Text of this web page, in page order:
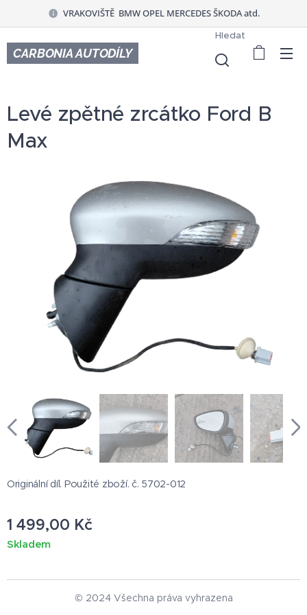
VRAKOVIŠTĚ BMW OPEL MERCEDES ŠKODA atd.
CARBONIA AUTODÍLY
Hledat
Levé zpětné zrcátko Ford B
Max
Originální díl. Použité zboží. č. 5702-012
1 499,00 Kč
Skladem
© 2024 Všechna práva vyhrazena